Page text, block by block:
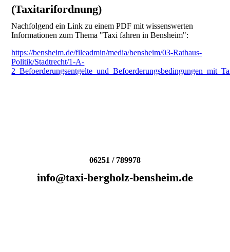
(Taxitarifordnung)
Nachfolgend ein Link zu einem PDF mit wissenswerten
Informationen zum Thema "Taxi fahren in Bensheim":
https://bensheim.de/fileadmin/media/bensheim/03-Rathaus-
Politik/Stadtrecht/1-A-
06251 / 789978
info@taxi-bergholz-bensheim.de